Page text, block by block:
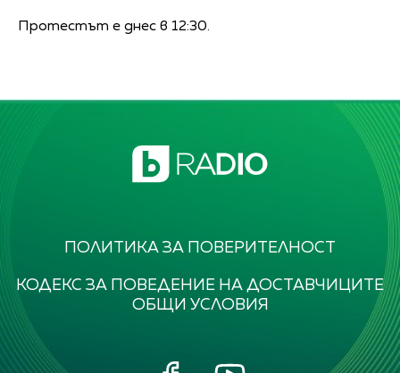
Протестът е днес в 12:30.
ПОЛИТИКА ЗА ПОВЕРИТЕЛНОСТ
КОДЕКС ЗА ПОВЕДЕНИЕ НА ДОСТАВЧИЦИТЕ
ОБЩИ УСЛОВИЯ